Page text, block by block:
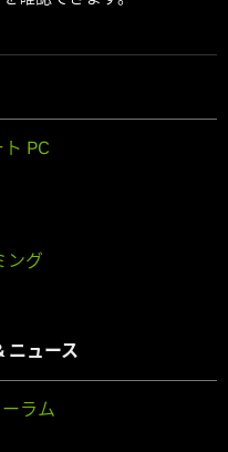
ト PC
ング
ニュース
ラム